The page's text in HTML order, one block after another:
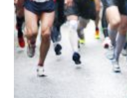
de
Clémence
Calvin